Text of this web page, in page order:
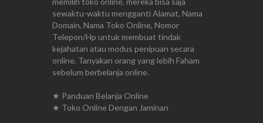
sewaktu-waktu mengganti Alamat, Nama
Domain, Nama Toko Online, Nomor
Telepon/Hp untuk membuat tindak
kejahatan atau modus penipuan secara
online. Tanyakan orang yang lebih Faham
sebelum berbelanja online.
★ Panduan Belanja Online
★ Toko Online Dengan Jaminan